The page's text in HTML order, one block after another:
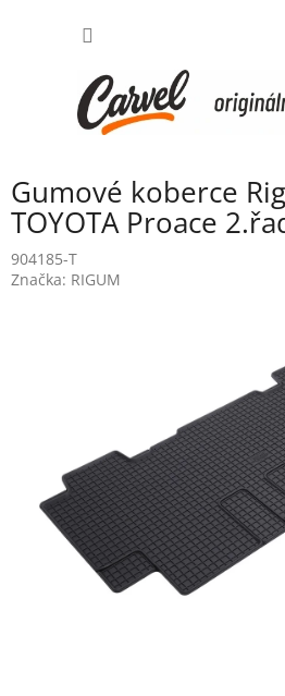
Gumové koberce
TOYOTA Proace
904185-T
Značka: RIGUM